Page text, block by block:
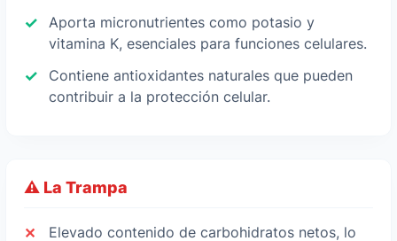
Aporta micronutrientes como potasio y
vitamina K, esenciales para funciones celulares.
Contiene antioxidantes naturales que pueden
contribuir a la protección celular.
⚠️ La Trampa
Elevado contenido de carbohidratos netos, lo